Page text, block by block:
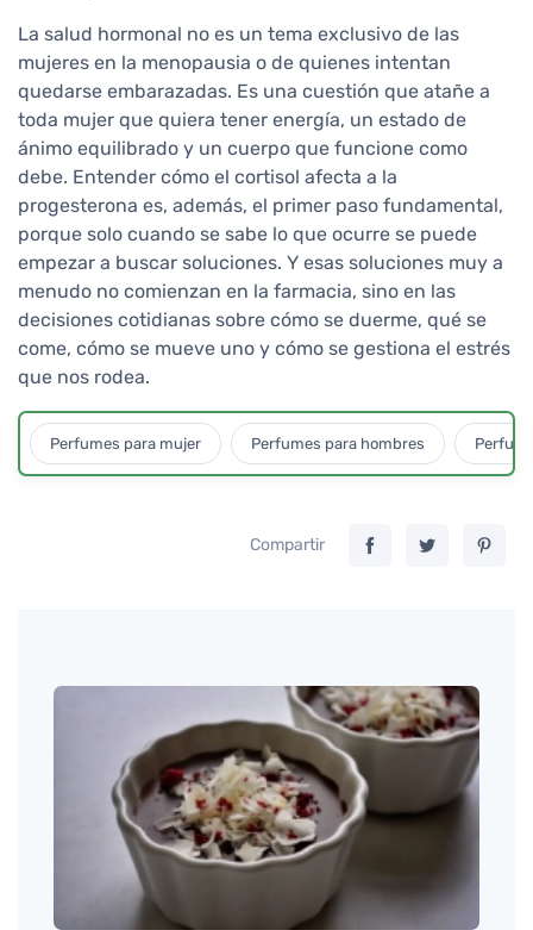
La salud hormonal no es un tema exclusivo de las
mujeres en la menopausia o de quienes intentan
quedarse embarazadas. Es una cuestión que atañe a
toda mujer que quiera tener energía, un estado de
ánimo equilibrado y un cuerpo que funcione como
debe. Entender cómo el cortisol afecta a la
progesterona es, además, el primer paso fundamental,
porque solo cuando se sabe lo que ocurre se puede
empezar a buscar soluciones. Y esas soluciones muy a
menudo no comienzan en la farmacia, sino en las
decisiones cotidianas sobre cómo se duerme, qué se
come, cómo se mueve uno y cómo se gestiona el estrés
que nos rodea.
Perfumes para mujer Perfumes para hombres
Compartir